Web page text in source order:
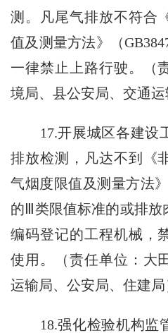
测。凡尾气排放不符合
值及测量方法》（
一律禁止上路行驶。（
境局、县公安局、交通运
17.开展城区各建设
排放检测，凡达不到《
气烟度限值及测量方法
的Ⅲ类限值标准的或排放
编码登记的工程机械，
使用。（责任单位：大
运输局、公安局、住建局
18.强化检验机构监